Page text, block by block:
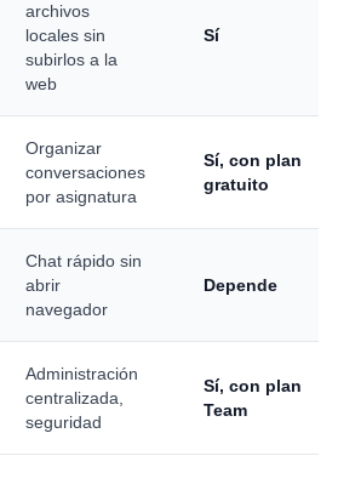
archivos
locales sin
subirlos a la
web
Sí
Organizar
conversaciones
por asignatura
Sí, con plan
gratuito
Chat rápido sin
abrir
navegador
Depende
Administración
centralizada,
seguridad
Sí, con plan
Team